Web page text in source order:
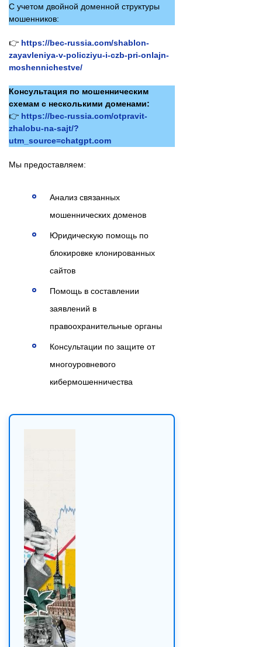
С учетом двойной доменной структуры
мошенников:
👉 https://bec-russia.com/shablon-
zayavleniya-v-policziyu-i-czb-pri-onlajn-
moshennichestve/
Консультация по мошенническим
схемам с несколькими доменами:
👉 https://bec-russia.com/otpravit-
zhalobu-na-sajt/?
utm_source=chatgpt.com
Мы предоставляем:
Анализ связанных
мошеннических доменов
Юридическую помощь по
блокировке клонированных
сайтов
Помощь в составлении
заявлений в
правоохранительные органы
Консультации по защите от
многоуровневого
кибермошенничества